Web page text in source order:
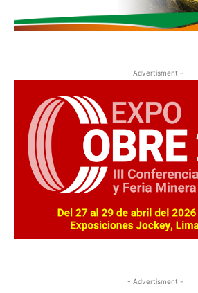
- Advertisment -
- Advertisment -